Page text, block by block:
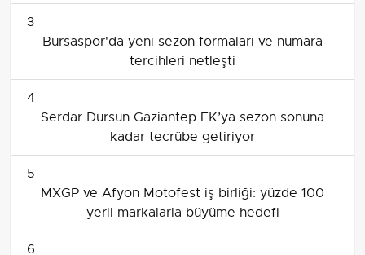
3
Bursaspor'da yeni sezon formaları ve numara
tercihleri netleşti
4
Serdar Dursun Gaziantep FK’ya sezon sonuna
kadar tecrübe getiriyor
5
MXGP ve Afyon Motofest iş birliği: yüzde 100
yerli markalarla büyüme hedefi
6